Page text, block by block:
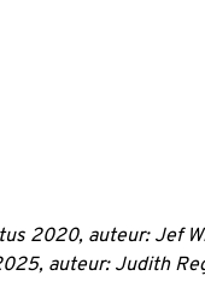
2020, auteur: Jef
auteur: Judith